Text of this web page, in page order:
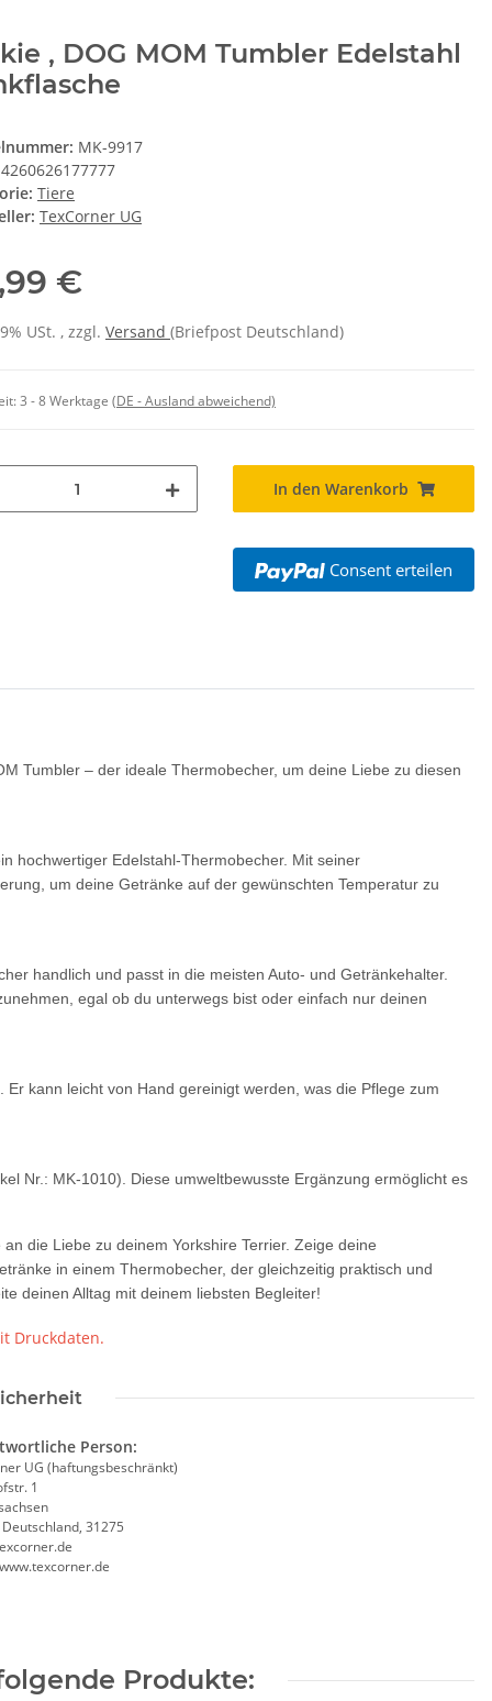
, DOG MOM Tumbler Edelstahl
MK-9917
4260626177777
Tiere
TexCorner UG
€
USt. , zzgl. Versand (Briefpost Deutschland)
3 - 8 Werktage (DE - Ausland abweichend)
In den Warenkorb
Consent erteilen
Tumbler – der ideale Thermobecher, um deine Liebe zu diesen
hochwertiger Edelstahl-Thermobecher. Mit seiner
um deine Getränke auf der gewünschten Temperatur zu
handlich und passt in die meisten Auto- und Getränkehalter.
egal ob du unterwegs bist oder einfach nur deinen
kann leicht von Hand gereinigt werden, was die Pflege zum
Nr.: MK-1010). Diese umweltbewusste Ergänzung ermöglicht es
die Liebe zu deinem Yorkshire Terrier. Zeige deine
in einem Thermobecher, der gleichzeitig praktisch und
deinen Alltag mit deinem liebsten Begleiter!
Druckdaten.
Person:
UG (haftungsbeschränkt)
1
31275
Produkte:
inkl.
Premium B&C Inspire #190